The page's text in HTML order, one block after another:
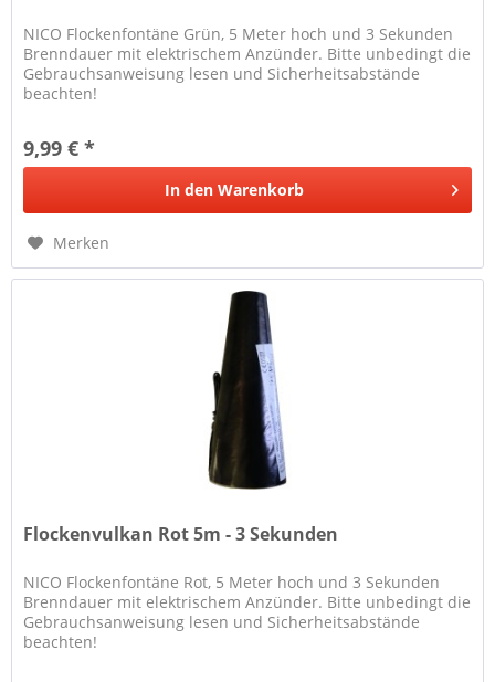
NICO Flockenfontäne Grün, 5 Meter hoch und 3 Sekunden
Brenndauer mit elektrischem Anzünder. Bitte unbedingt die
Gebrauchsanweisung lesen und Sicherheitsabstände
beachten!
9,99 € *
In den Warenkorb
Merken
Flockenvulkan Rot 5m - 3 Sekunden
NICO Flockenfontäne Rot, 5 Meter hoch und 3 Sekunden
Brenndauer mit elektrischem Anzünder. Bitte unbedingt die
Gebrauchsanweisung lesen und Sicherheitsabstände
beachten!